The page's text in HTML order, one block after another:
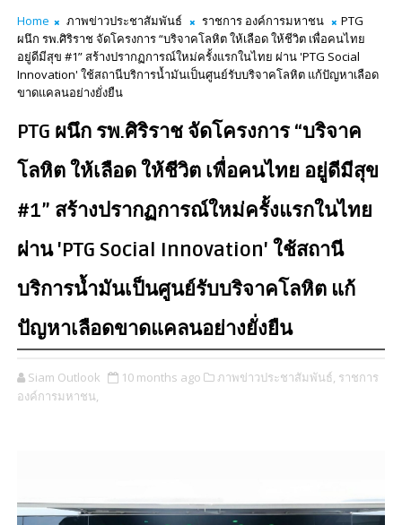
Home ภาพข่าวประชาสัมพันธ์ ราชการ องค์การมหาชน
PTG
ผนึก รพ.ศิริราช จัดโครงการ “บริจาคโลหิต ให้เลือด ให้ชีวิต เพื่อคนไทย
อยู่ดีมีสุข #1” สร้างปรากฏการณ์ใหม่ครั้งแรกในไทย ผ่าน 'PTG Social
Innovation' ใช้สถานีบริการน้ำมันเป็นศูนย์รับบริจาคโลหิต แก้ปัญหาเลือด
ขาดแคลนอย่างยั่งยืน
PTG ผนึก รพ.ศิริราช จัดโครงการ “บริจาค
โลหิต ให้เลือด ให้ชีวิต เพื่อคนไทย อยู่ดีมีสุข
#1” สร้างปรากฏการณ์ใหม่ครั้งแรกในไทย
ผ่าน 'PTG Social Innovation' ใช้สถานี
บริการน้ำมันเป็นศูนย์รับบริจาคโลหิต แก้
ปัญหาเลือดขาดแคลนอย่างยั่งยืน
Siam Outlook 10 months ago ภาพข่าวประชาสัมพันธ์, ราชการ
องค์การมหาชน,